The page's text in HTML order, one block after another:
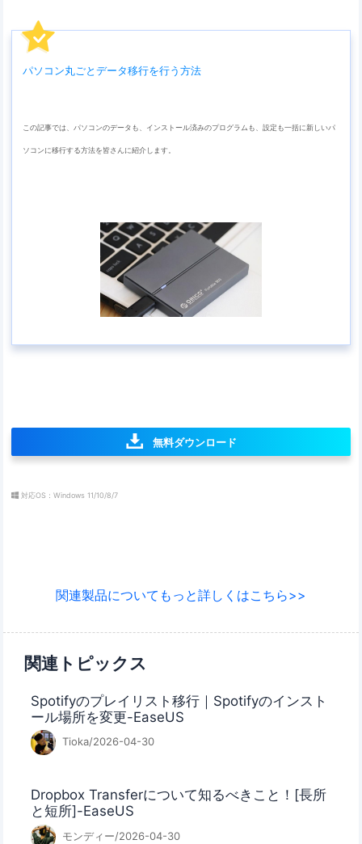
パソコン丸ごとデータ移行を行う方法
この記事では、パソコンのデータも、インストール済みのプログラムも、設定も一括に新しいパ
ソコンに移行する方法を皆さんに紹介します。
無料ダウンロード
対応OS：Windows 11/10/8/7
関連製品についてもっと詳しくはこちら>>
関連トピックス
Spotifyのプレイリスト移行｜Spotifyのインスト
ール場所を変更-EaseUS
Tioka/2026-04-30
Dropbox Transferについて知るべきこと！[長所
と短所]-EaseUS
モンディー/2026-04-30